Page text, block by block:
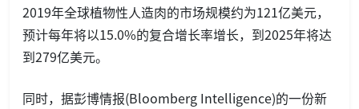
2019年全球植物性人造肉的市场规模约为121亿美元，
预计每年将以15.0%的复合增长率增长，到2025年将达
到279亿美元。
同时，据彭博情报(Bloomberg Intelligence)的一份新